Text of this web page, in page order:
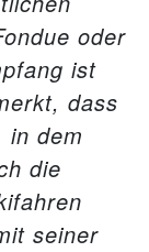
oder
ist
dass
in dem
die
seiner